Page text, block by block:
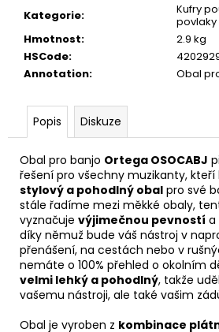
Kategorie:
Kufry
povlaky
Hmotnost:
2.9 kg
HSCode:
Annotation: Obal
Popis Diskuze
Obal pro banjo Ortega OSOCABJ
řešení pro všechny muzikanty, kteří
stylový a pohodlný obal pro své
stále řadíme mezi měkké obaly,
vyznačuje výjimečnou pevností a
díky němuž bude váš nástroj v
přenášení, na cestách nebo v
nemáte o 100% přehled o okolním
velmi lehký a pohodlný, takže
vašemu nástroji, ale také vašim
Obal je vyroben z kombinace
č
u
e
CASIO
CDP
S110BK
BEZ
STOJANU
DIGITÁLNÍ
PIANO
8
690
Kč